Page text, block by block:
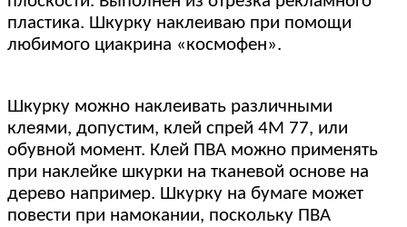
пластика. Шкурку наклеиваю при помощи
любимого циакрина «космофен».
Шкурку можно наклеивать различными
клеями, допустим, клей спрей 4М 77, или
обувной момент. Клей ПВА можно применять
при наклейке шкурки на тканевой основе на
дерево например. Шкурку на бумаге может
повести при намокании, поскольку ПВА